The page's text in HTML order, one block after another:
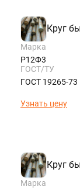
Круг
Марка
Р12Ф3
ГОСТ/ТУ
ГОСТ 19265-73
Узнать цену
Круг
Марка